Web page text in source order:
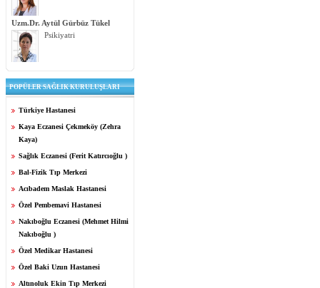
Uzm.Dr. Aytül Gürbüz Tükel
Psikiyatri
POPÜLER SAĞLIK KURULUŞLARI
Türkiye Hastanesi
Kaya Eczanesi Çekmeköy (Zehra
Kaya)
Sağlık Eczanesi (Ferit Katırcıoğlu )
Bal-Fizik Tıp Merkezi
Acıbadem Maslak Hastanesi
Özel Pembemavi Hastanesi
Nakıboğlu Eczanesi (Mehmet Hilmi
Nakıboğlu )
Özel Medikar Hastanesi
Özel Baki Uzun Hastanesi
Altınoluk Ekin Tıp Merkezi